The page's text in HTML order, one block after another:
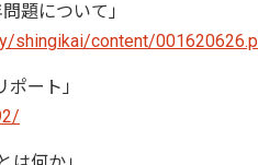
題について」
shingikai/content/
ート」